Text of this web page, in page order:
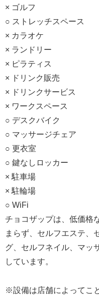
× ゴルフ
○ ストレッチスペース
× カラオケ
× ランドリー
× ピラティス
× ドリンク販売
× ドリンクサービス
× ワークスペース
○ デスクバイク
○ マッサージチェア
○ 更衣室
○ 鍵なしロッカー
× 駐車場
× 駐輪場
○ WiFi
チョコザップは、低価格
まらず、セルフエステ、
グ、セルフネイル、マッ
しています。
※設備は店舗によってこ